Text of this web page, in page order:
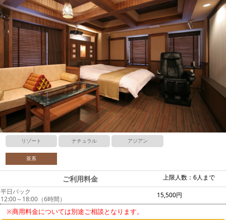
リゾート ナチュラル アジアン
茶系
上限人数：6人まで
ご利用料金
平日パック
12:00～18:00（6時間）
15,500円
※商用料金については別途ご相談となります。